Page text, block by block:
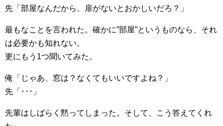
先「部屋なんだから、扉がないとおかしいだろ？」
最もなことを言われた。確かに”部屋”というものなら、それ
は必要かも知れない。
更にもう1つ聞いてみた。
俺「じゃあ、窓は？なくてもいいですよね？」
先「･･･」
先輩はしばらく黙ってしまった。そして、こう答えてくれ